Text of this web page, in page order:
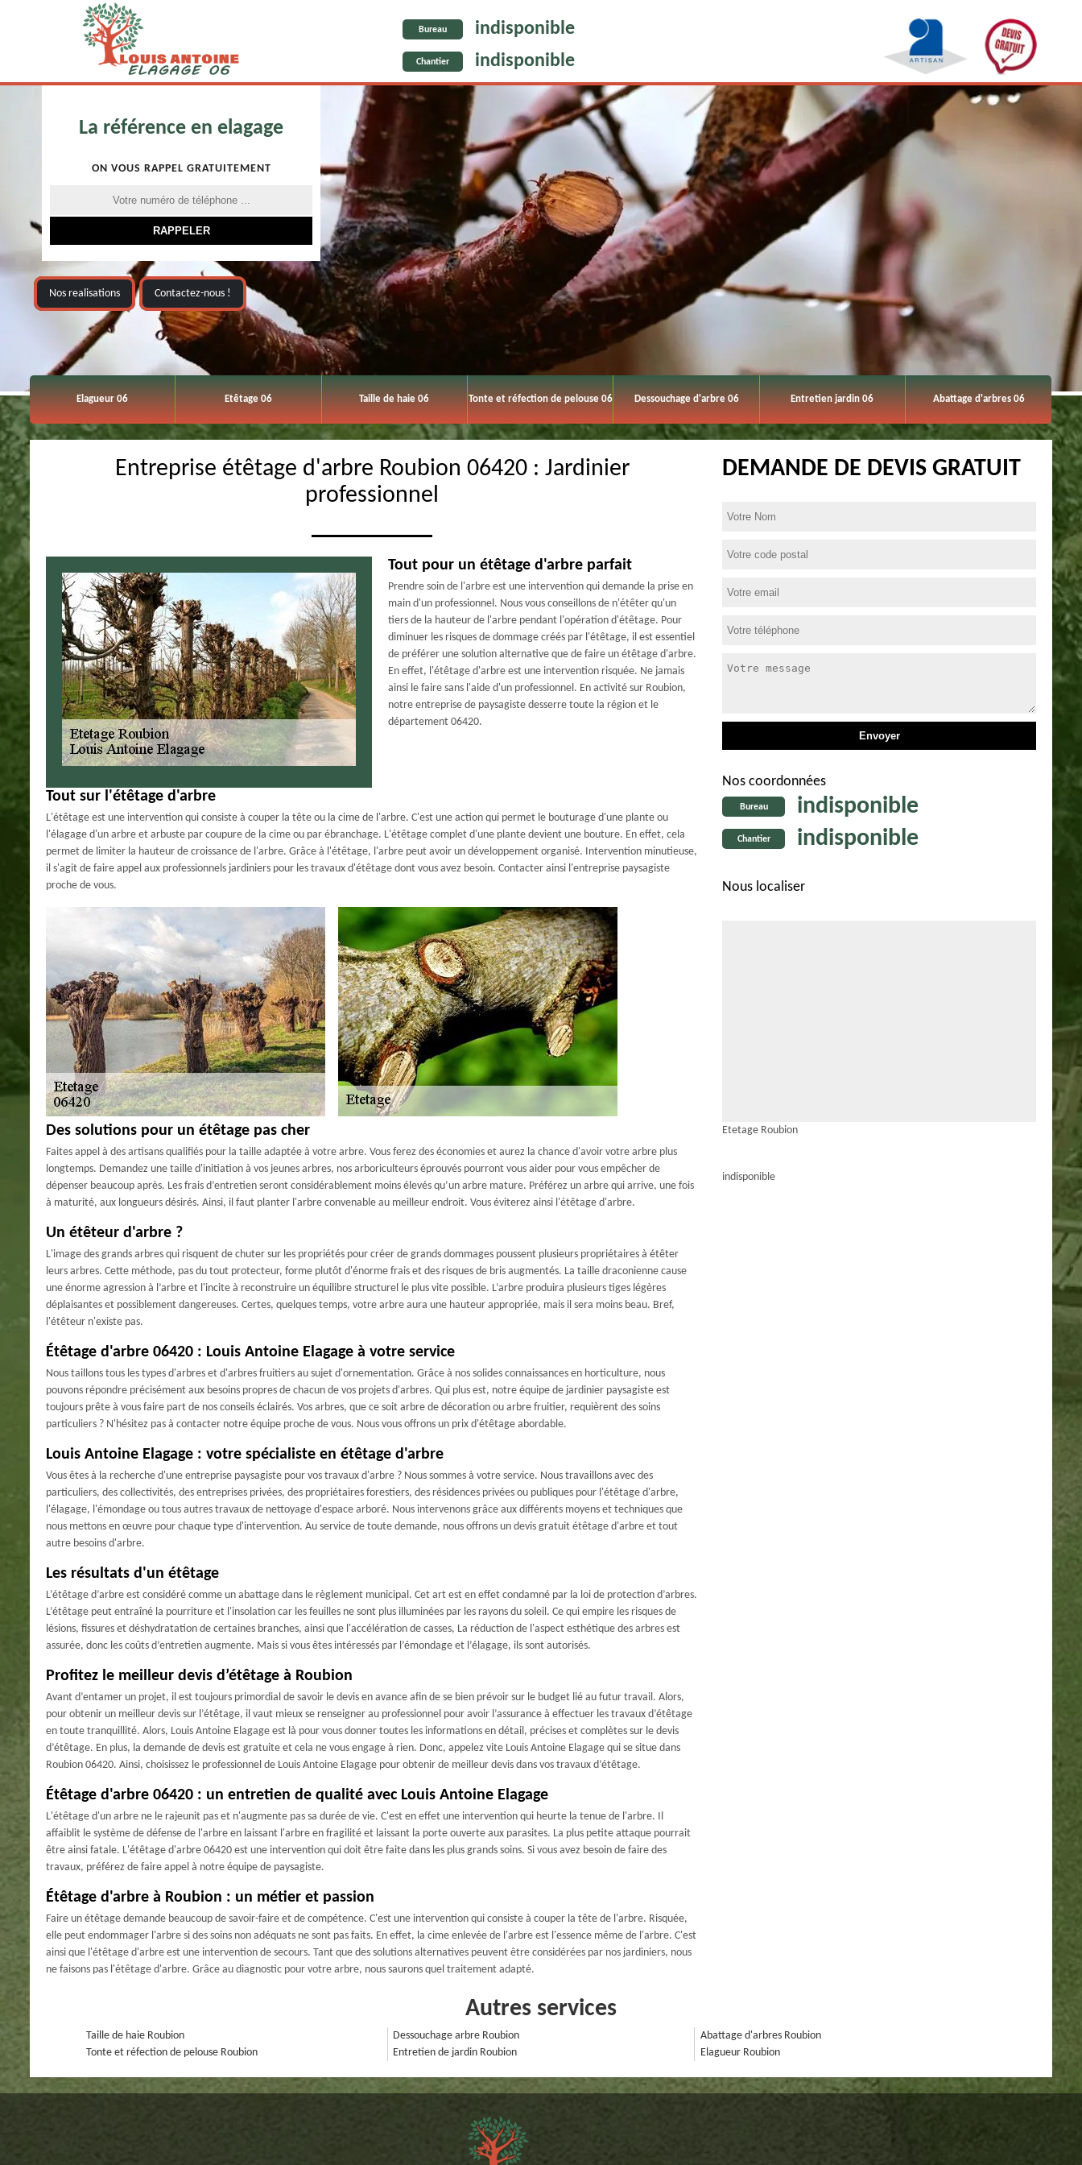
Bureau indisponible
Chantier indisponible
La référence en elagage
ON VOUS RAPPEL GRATUITEMENT
Nos realisations Contactez-nous !
Elagueur 06 Etêtage 06 Taille de haie 06 Tonte et réfection de pelouse 06 Dessouchage d'arbre 06 Entretien jardin 06 Abattage d'arbres 06
Entreprise étêtage d'arbre Roubion 06420 : Jardinier
professionnel
Tout pour un étêtage d'arbre parfait
Prendre soin de l'arbre est une intervention qui demande la prise en
main d'un professionnel. Nous vous conseillons de n'étêter qu'un
tiers de la hauteur de l'arbre pendant l'opération d'étêtage. Pour
diminuer les risques de dommage créés par l'étêtage, il est essentiel
de préférer une solution alternative que de faire un étêtage d'arbre.
En effet, l'étêtage d'arbre est une intervention risquée. Ne jamais
ainsi le faire sans l'aide d'un professionnel. En activité sur Roubion,
notre entreprise de paysagiste desserre toute la région et le
département 06420.
Tout sur l'étêtage d'arbre
L'étêtage est une intervention qui consiste à couper la tête ou la cime de l'arbre. C'est une action qui permet le bouturage d'une plante ou
l'élagage d'un arbre et arbuste par coupure de la cime ou par ébranchage. L'étêtage complet d'une plante devient une bouture. En effet, cela
permet de limiter la hauteur de croissance de l'arbre. Grâce à l'étêtage, l'arbre peut avoir un développement organisé. Intervention minutieuse,
il s'agit de faire appel aux professionnels jardiniers pour les travaux d'étêtage dont vous avez besoin. Contacter ainsi l'entreprise paysagiste
proche de vous.
Des solutions pour un étêtage pas cher
Faites appel à des artisans qualifiés pour la taille adaptée à votre arbre. Vous ferez des économies et aurez la chance d'avoir votre arbre plus
longtemps. Demandez une taille d'initiation à vos jeunes arbres, nos arboriculteurs éprouvés pourront vous aider pour vous empêcher de
dépenser beaucoup après. Les frais d’entretien seront considérablement moins élevés qu’un arbre mature. Préférez un arbre qui arrive, une fois
à maturité, aux longueurs désirés. Ainsi, il faut planter l'arbre convenable au meilleur endroit. Vous éviterez ainsi l'étêtage d'arbre.
Un étêteur d'arbre ?
L'image des grands arbres qui risquent de chuter sur les propriétés pour créer de grands dommages poussent plusieurs propriétaires à étêter
leurs arbres. Cette méthode, pas du tout protecteur, forme plutôt d'énorme frais et des risques de bris augmentés. La taille draconienne cause
une énorme agression à l’arbre et l'incite à reconstruire un équilibre structurel le plus vite possible. L’arbre produira plusieurs tiges légères
déplaisantes et possiblement dangereuses. Certes, quelques temps, votre arbre aura une hauteur appropriée, mais il sera moins beau. Bref,
l'étêteur n'existe pas.
Étêtage d'arbre 06420 : Louis Antoine Elagage à votre service
Nous taillons tous les types d'arbres et d'arbres fruitiers au sujet d'ornementation. Grâce à nos solides connaissances en horticulture, nous
pouvons répondre précisément aux besoins propres de chacun de vos projets d'arbres. Qui plus est, notre équipe de jardinier paysagiste est
toujours prête à vous faire part de nos conseils éclairés. Vos arbres, que ce soit arbre de décoration ou arbre fruitier, requièrent des soins
particuliers ? N'hésitez pas à contacter notre équipe proche de vous. Nous vous offrons un prix d'étêtage abordable.
Louis Antoine Elagage : votre spécialiste en étêtage d'arbre
Vous êtes à la recherche d'une entreprise paysagiste pour vos travaux d'arbre ? Nous sommes à votre service. Nous travaillons avec des
particuliers, des collectivités, des entreprises privées, des propriétaires forestiers, des résidences privées ou publiques pour l'étêtage d'arbre,
l'élagage, l'émondage ou tous autres travaux de nettoyage d'espace arboré. Nous intervenons grâce aux différents moyens et techniques que
nous mettons en œuvre pour chaque type d'intervention. Au service de toute demande, nous offrons un devis gratuit étêtage d'arbre et tout
autre besoins d'arbre.
Les résultats d'un étêtage
L’étêtage d’arbre est considéré comme un abattage dans le règlement municipal. Cet art est en effet condamné par la loi de protection d’arbres.
L’étêtage peut entraîné la pourriture et l'insolation car les feuilles ne sont plus illuminées par les rayons du soleil. Ce qui empire les risques de
lésions, fissures et déshydratation de certaines branches, ainsi que l'accélération de casses, La réduction de l'aspect esthétique des arbres est
assurée, donc les coûts d’entretien augmente. Mais si vous êtes intéressés par l’émondage et l’élagage, ils sont autorisés.
Profitez le meilleur devis d’étêtage à Roubion
Avant d’entamer un projet, il est toujours primordial de savoir le devis en avance afin de se bien prévoir sur le budget lié au futur travail. Alors,
pour obtenir un meilleur devis sur l’étêtage, il vaut mieux se renseigner au professionnel pour avoir l’assurance à effectuer les travaux d’étêtage
en toute tranquillité. Alors, Louis Antoine Elagage est là pour vous donner toutes les informations en détail, précises et complètes sur le devis
d’étêtage. En plus, la demande de devis est gratuite et cela ne vous engage à rien. Donc, appelez vite Louis Antoine Elagage qui se situe dans
Roubion 06420. Ainsi, choisissez le professionnel de Louis Antoine Elagage pour obtenir de meilleur devis dans vos travaux d’étêtage.
Étêtage d'arbre 06420 : un entretien de qualité avec Louis Antoine Elagage
L'étêtage d'un arbre ne le rajeunit pas et n'augmente pas sa durée de vie. C'est en effet une intervention qui heurte la tenue de l'arbre. Il
affaiblit le système de défense de l'arbre en laissant l'arbre en fragilité et laissant la porte ouverte aux parasites. La plus petite attaque pourrait
être ainsi fatale. L'étêtage d'arbre 06420 est une intervention qui doit être faite dans les plus grands soins. Si vous avez besoin de faire des
travaux, préférez de faire appel à notre équipe de paysagiste.
Étêtage d'arbre à Roubion : un métier et passion
Faire un étêtage demande beaucoup de savoir-faire et de compétence. C'est une intervention qui consiste à couper la tête de l'arbre. Risquée,
elle peut endommager l'arbre si des soins non adéquats ne sont pas faits. En effet, la cime enlevée de l'arbre est l'essence même de l'arbre. C'est
ainsi que l'étêtage d'arbre est une intervention de secours. Tant que des solutions alternatives peuvent être considérées par nos jardiniers, nous
ne faisons pas l'étêtage d'arbre. Grâce au diagnostic pour votre arbre, nous saurons quel traitement adapté.
DEMANDE DE DEVIS GRATUIT
Nos coordonnées
Bureau indisponible
Chantier indisponible
Nous localiser
Etetage Roubion
indisponible
Autres services
Taille de haie Roubion
Tonte et réfection de pelouse Roubion
Dessouchage arbre Roubion
Entretien de jardin Roubion
Abattage d'arbres Roubion
Elagueur Roubion